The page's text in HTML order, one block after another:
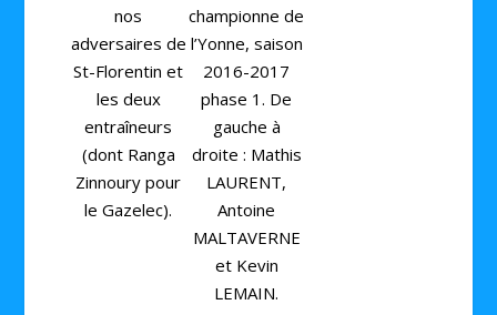
nos
adversaires de
St-Florentin et
les deux
entraîneurs
(dont Ranga
Zinnoury pour
le Gazelec).
championne de
l’Yonne, saison
2016-2017
phase 1. De
gauche à
droite : Mathis
LAURENT,
Antoine
MALTAVERNE
et Kevin
LEMAIN.